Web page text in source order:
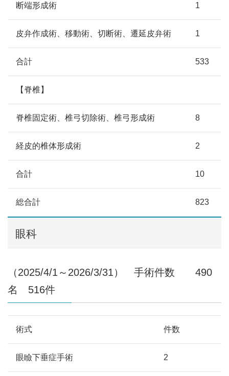
断端形成術 1
皮弁作成術、移動術、切断術、遷延皮弁術 1
合計 533
【脊椎】
脊椎固定術、椎弓切除術、椎弓形成術 8
経皮的椎体形成術 2
合計 10
総合計 823
眼科
（2025/4/1～2026/3/31） 手術件数 490
名 516件
術式 件数
眼瞼下垂症手術 2